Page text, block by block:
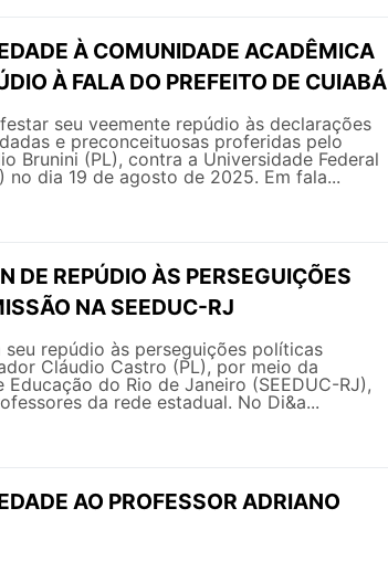
À COMUNIDADE ACADÊMICA
À FALA DO PREFEITO DE CUIABÁ
seu veemente repúdio às declarações
e preconceituosas proferidas pelo
Brunini (PL), contra a Universidade Federal
no dia 19 de agosto de 2025. Em fala...
DE REPÚDIO ÀS PERSEGUIÇÕES
NA SEEDUC-RJ
seu repúdio às perseguições políticas
Cláudio Castro (PL), por meio da
do Rio de Janeiro (SEEDUC-RJ),
da rede estadual. No Di&a...
AO PROFESSOR ADRIANO